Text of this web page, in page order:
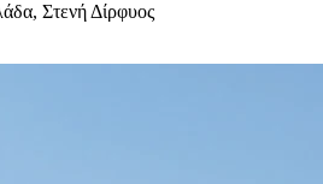
Στενή Δίρφυος